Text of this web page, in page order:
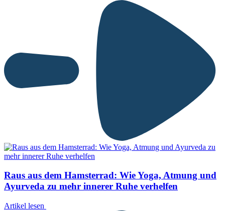
Raus aus dem Hamsterrad: Wie Yoga, Atmung und
Ayurveda zu mehr innerer Ruhe verhelfen
Artikel lesen